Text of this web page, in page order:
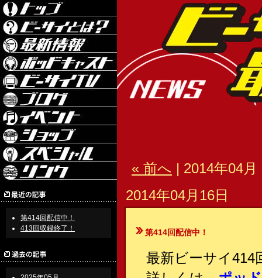
第414回配信中！
413回収録終了！
« 前へ | 2014年04
2014年04月16日
第414回配信中！
最新ビーサイ414